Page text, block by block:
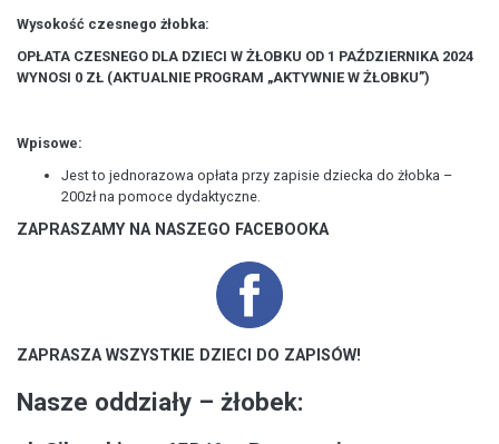
Wysokość czesnego żłobka:
OPŁATA CZESNEGO DLA DZIECI W ŻŁOBKU OD 1 PAŹDZIERNIKA 2024
WYNOSI 0 ZŁ (AKTUALNIE PROGRAM „AKTYWNIE W ŻŁOBKU”)
Wpisowe:
Jest to jednorazowa opłata przy zapisie dziecka do żłobka –
200zł na pomoce dydaktyczne.
ZAPRASZAMY NA NASZEGO FACEBOOKA
ZAPRASZA WSZYSTKIE DZIECI DO ZAPISÓW!
Nasze oddziały – żłobek: